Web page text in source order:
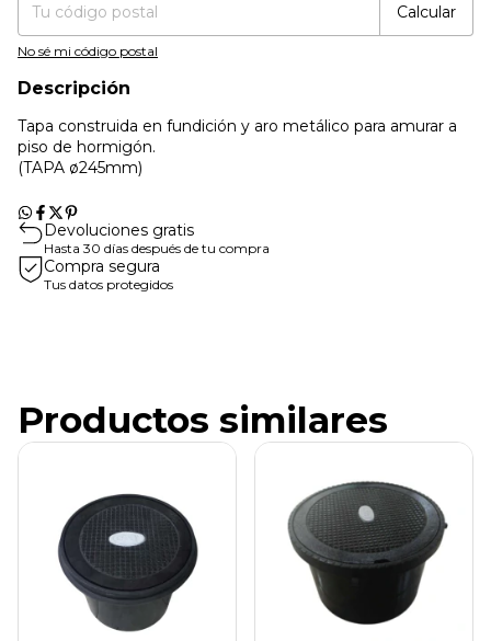
Calcular
No sé mi código postal
Descripción
Tapa construida en fundición y aro metálico para amurar a
piso de hormigón.
(TAPA ø245mm)
Devoluciones gratis
Hasta 30 días después de tu compra
Compra segura
Tus datos protegidos
Productos similares